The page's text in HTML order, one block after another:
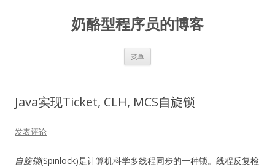
奶酪型程序员的博客
菜单
Java实现Ticket, CLH, MCS自旋锁
发表评论
自旋锁(Spinlock)是计算机科学多线程同步的一种锁。线程反复检